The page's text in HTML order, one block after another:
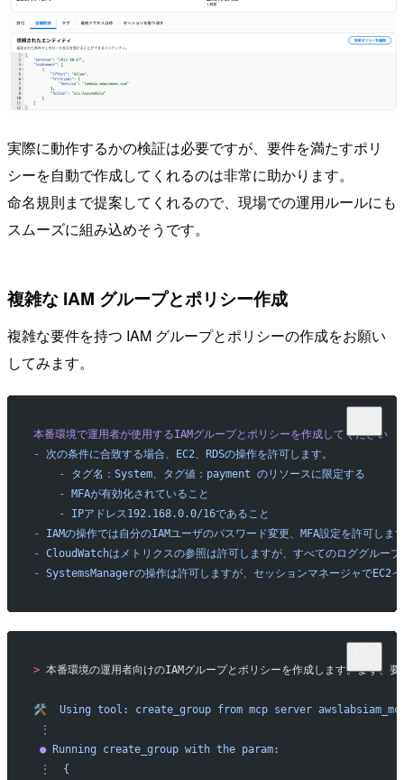
実際に動作するかの検証は必要ですが、要件を満たすポリ
シーを自動で作成してくれるのは非常に助かります。
命名規則まで提案してくれるので、現場での運用ルールにも
スムーズに組み込めそうです。
複雑な IAM グループとポリシー作成
複雑な要件を持つ IAM グループとポリシーの作成をお願い
してみます。
本番環境で運用者が使用するIAMグループとポリシーを作成してください
- 次の条件に合致する場合、EC2、RDSの操作を許可します。
    -
タグ名：System、タグ値：payment のリソースに限定する
    -
MFAが有効化されていること
    -
IPアドレス192.168.0.0/16であること
- IAMの操作では自分のIAMユーザのパスワード変更、MFA設定を許可しま
- CloudWatchはメトリクスの参照は許可しますが、すべてのロググルー
- SystemsManagerの操作は許可しますが、セッションマネージャでEC2
> 本番環境の運用者向けのIAMグループとポリシーを作成します。まず、
🛠️
  Using
tool: create_group from mcp server
⋮
● Running create_group with the param:
⋮
  {